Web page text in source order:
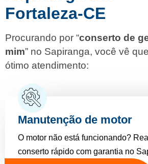
Fortaleza-CE
Procurando por “conserto de
mim” no Sapiranga, você vê
ótimo atendimento:
Manutenção de motor
O motor não está funcionando?
conserto rápido com garantia no